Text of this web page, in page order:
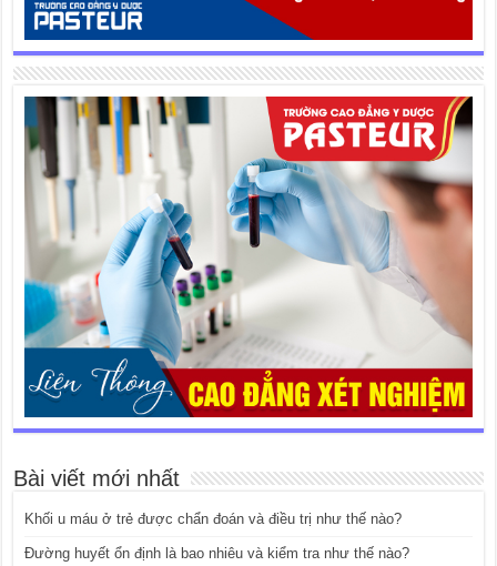
Bài viết mới nhất
Khối u máu ở trẻ được chẩn đoán và điều trị như thế nào?
Đường huyết ổn định là bao nhiêu và kiểm tra như thế nào?